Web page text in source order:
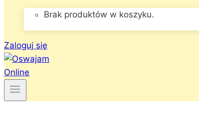
Brak produktów w koszyku.
Zaloguj się